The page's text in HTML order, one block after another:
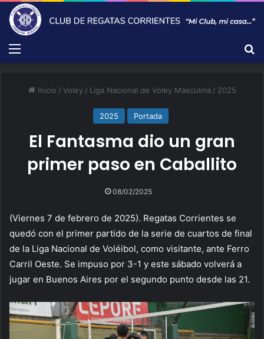
Menú
Inicio / Voley / Liga Nacional de Voley Masculina / 2025
2025 Portada
El Fantasma dio un gran
primer paso en Caballito
08/02/2025
(Viernes 7 de febrero de 2025). Regatas Corrientes se
quedó con el primer partido de la serie de cuartos de final
de la Liga Nacional de Voléibol, como visitante, ante Ferro
Carril Oeste. Se impuso por 3-1 y este sábado volverá a
jugar en Buenos Aires por el segundo punto desde las 21.